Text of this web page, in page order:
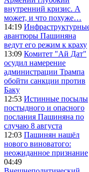
внутренний кризис. А
может, и что похуже…
14:19
авантюры Пашиняна
ведут его режим к краху
13:09 Комитет "Ай Дат"
осудил намерение
администрации Трампа
обойти санкции против
Баку
12:53 Истинные посылы
постыдного и опасного
послания Пашиняна по
случаю 8 августа
12:03 Пашинян нашёл
нового виноватого:
неожиданное признание
04:49